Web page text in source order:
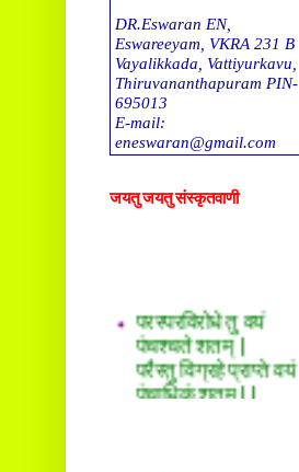
DR.Eswaran EN,
Eswareeyam, VKRA 231 B
Vayalikkada, Vattiyurkavu,
Thiruvananthapuram PIN-
695013
E-mail:
eneswaran@gmail.com
Tholalil, Okkal 683550. E-
P O -683578
E-mail:
drsreepradeep@gmail.com
Ravikumar. S
जयतु जयतु संस्कृतवाणी
पंचश्चते शतम् |
परैस्तु विग्रहे प्राप्ते वयं
पंचाधिकं शतम् ||